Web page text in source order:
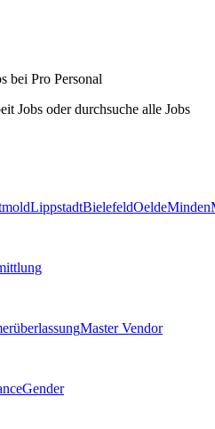
bei Pro Personal
Jobs oder durchsuche alle Jobs
LippstadtBielefeldOeldeMinden
Master Vendor
Gender